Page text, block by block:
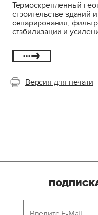
Термоскрепленный
строительстве зданий
сепарирования,
стабилизации и
Версия для печати